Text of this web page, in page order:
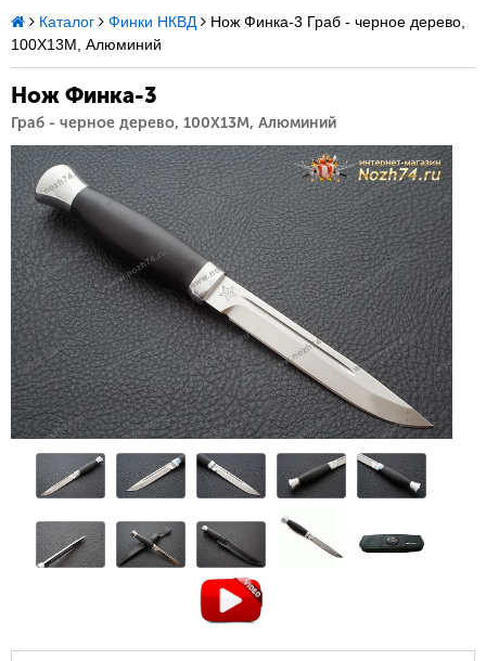
Каталог Финки НКВД
Нож Финка-3 Граб - черное дерево,
100Х13М, Алюминий
Нож Финка-3
Граб - черное дерево, 100Х13М, Алюминий